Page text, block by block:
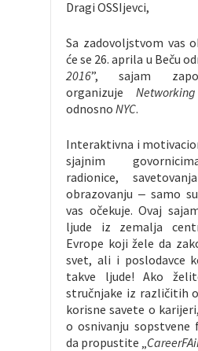
Dragi OSSIjevci,
Sa zadovoljstvom vas
će se 26. aprila u Beču
2016”, sajam
organizuje
odnosno NYC.
Interaktivna i
sjajnim
radionice,
obrazovanju ‒ samo
vas očekuje. Ovaj
ljude iz zemalja
Evrope koji žele da
svet, ali i poslodavce
takve ljude! Ako
stručnjake iz različitih
korisne savete o
o osnivanju sopstvene
da propustite „